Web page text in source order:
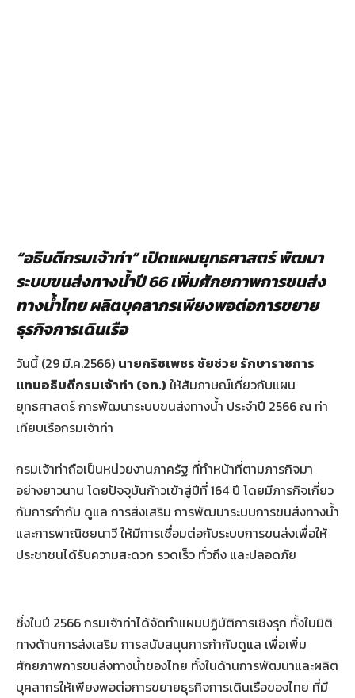
“อธิบดีกรมเจ้าท่า” เปิดแผนยุทธศาสตร์ พัฒนา
ระบบขนส่งทางน้ำปี 66 เพิ่มศักยภาพการขนส่ง
ทางน้ำไทย ผลิตบุคลากรเพียงพอต่อการขยาย
ธุรกิจการเดินเรือ
วันนี้ (29 มี.ค.2566) นายกริชเพชร ชัยช่วย รักษาราชการ
แทนอธิบดีกรมเจ้าท่า (จท.) ให้สัมภาษณ์เกี่ยวกับแผน
ยุทธศาสตร์ การพัฒนาระบบขนส่งทางน้ำ ประจำปี 2566 ณ ท่า
เทียบเรือกรมเจ้าท่า
กรมเจ้าท่าถือเป็นหน่วยงานภาครัฐ ที่ทำหน้าที่ตามภารกิจมา
อย่างยาวนาน โดยปัจจุบันก้าวเข้าสู่ปีที่ 164 ปี โดยมีภารกิจเกี่ยว
กับการกำกับ ดูแล การส่งเสริม การพัฒนาระบบการขนส่งทางน้ำ
และการพาณิชยนาวี ให้มีการเชื่อมต่อกับระบบการขนส่งเพื่อให้
ประชาชนได้รับความสะดวก รวดเร็ว ทั่วถึง และปลอดภัย
ซึ่งในปี 2566 กรมเจ้าท่าได้จัดทำแผนปฏิบัติการเชิงรุก ทั้งในมิติ
ทางด้านการส่งเสริม การสนับสนุนการกำกับดูแล เพื่อเพิ่ม
ศักยภาพการขนส่งทางน้ำของไทย ทั้งในด้านการพัฒนาและผลิต
บุคลากรให้เพียงพอต่อการขยายธุรกิจการเดินเรือของไทย ที่มี